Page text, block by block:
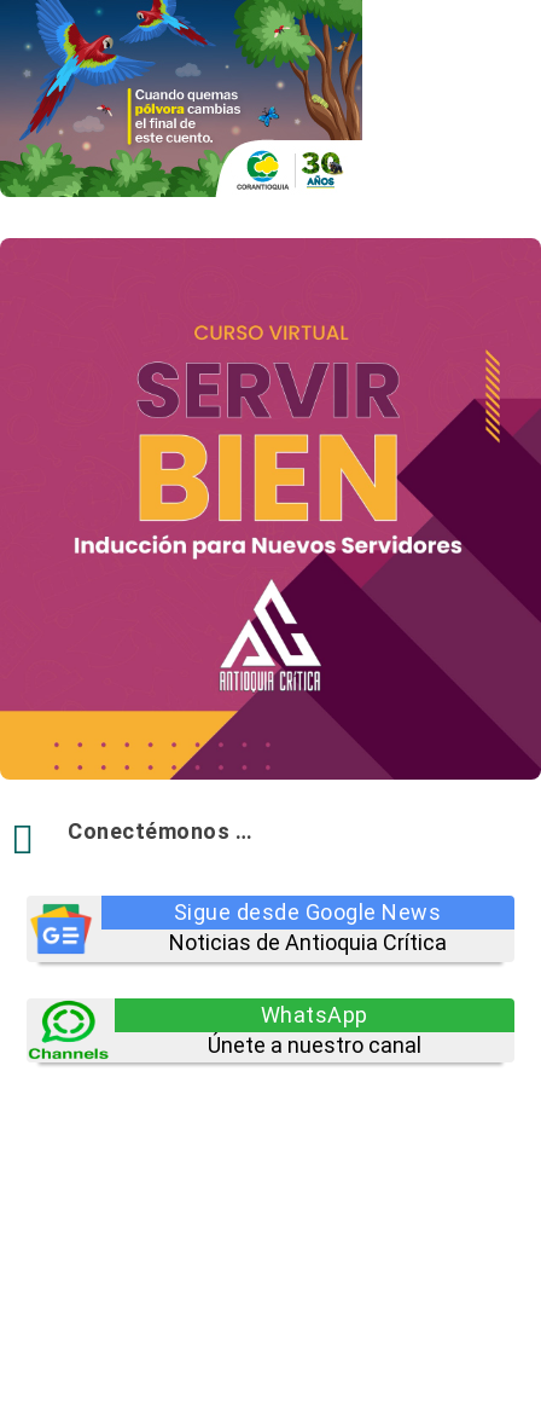
 Conectémonos …
Sigue desde Google News
Noticias de Antioquia Crítica
WhatsApp
Únete a nuestro canal